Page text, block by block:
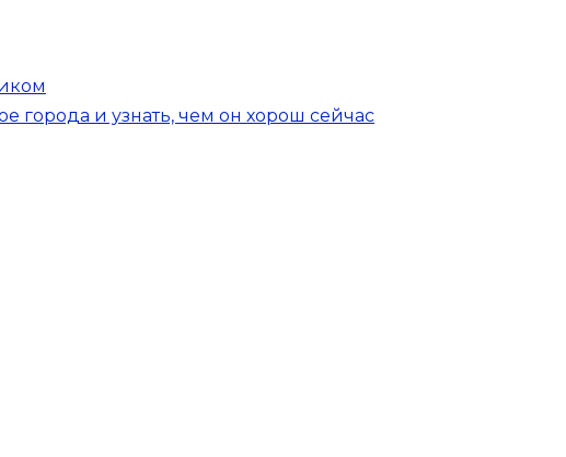
города и узнать, чем он хорош сейчас